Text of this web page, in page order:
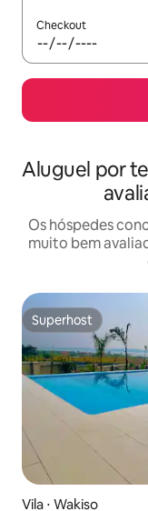
Checkout
Aluguel por
Os hóspedes
muito bem
Superhost
Superhost
Vila ⋅ Wakiso